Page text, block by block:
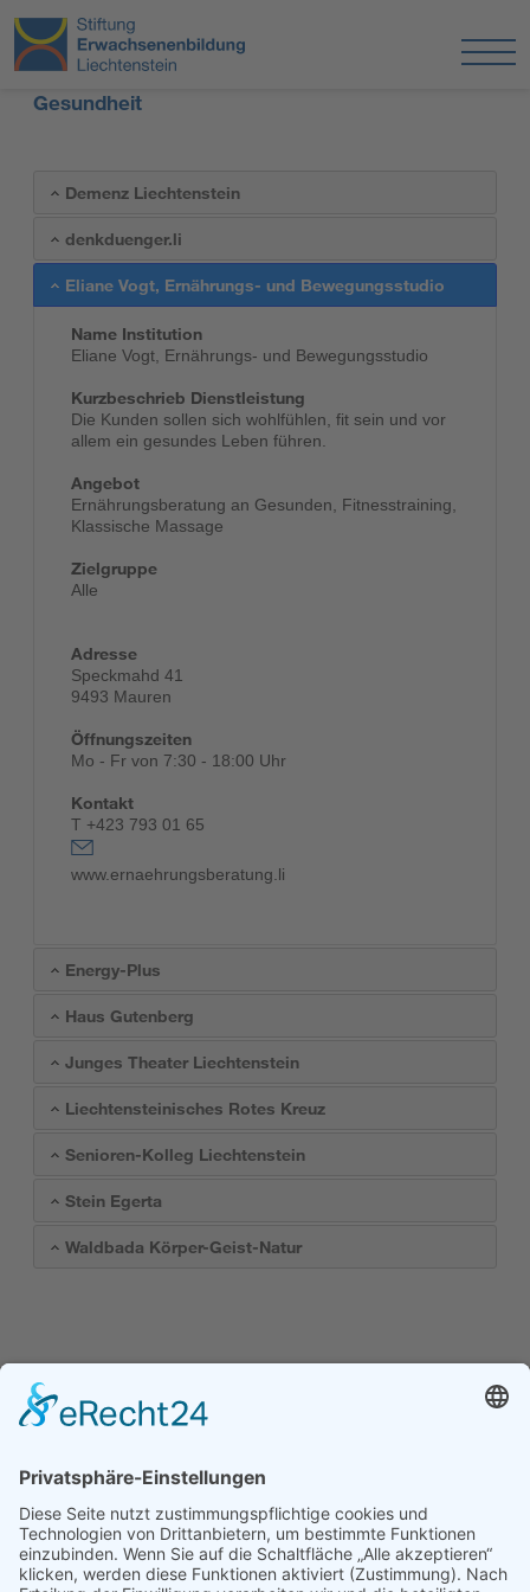
Gesundheit
Demenz Liechtenstein
denkduenger.li
Eliane Vogt, Ernährungs- und Bewegungsstudio
Name Institution
Eliane Vogt, Ernährungs- und Bewegungsstudio
Kurzbeschrieb Dienstleistung
Die Kunden sollen sich wohlfühlen, fit sein und vor
allem ein gesundes Leben führen.
Angebot
Ernährungsberatung an Gesunden, Fitnesstraining,
Klassische Massage
Zielgruppe
Alle
Adresse
Speckmahd 41
9493 Mauren
Öffnungszeiten
Mo - Fr von 7:30 - 18:00 Uhr
Kontakt
T +423 793 01 65
www.ernaehrungsberatung.li
Energy-Plus
Haus Gutenberg
Junges Theater Liechtenstein
Liechtensteinisches Rotes Kreuz
Senioren-Kolleg Liechtenstein
Stein Egerta
Waldbada Körper-Geist-Natur
Programm Erasmus+
der Europäischen Union
Stiftung Erwachsenenbildung Liechtenstein
Landstrasse 92
9494 Schaan